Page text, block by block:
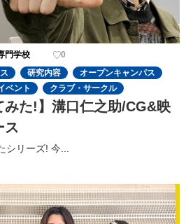
門学校
0
研究内容
オープンキャンパス
ベント クラブ・サークル
みた!】溝口仁之助/CG&映
ス
シリーズ! 今...